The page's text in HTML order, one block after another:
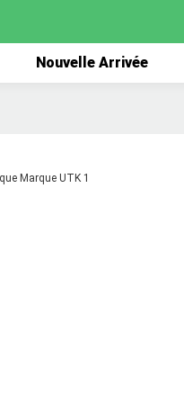
Nouvelle Arrivée